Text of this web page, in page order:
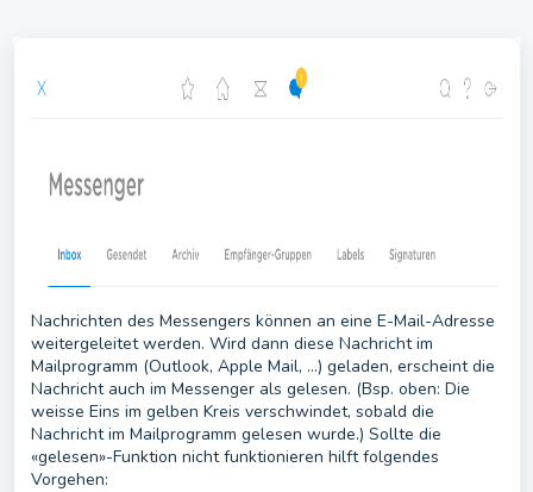
Nachrichten des Messengers können an eine E-Mail-Adresse
weitergeleitet werden. Wird dann diese Nachricht im
Mailprogramm (Outlook, Apple Mail, ...) geladen, erscheint die
Nachricht auch im Messenger als gelesen. (Bsp. oben: Die
weisse Eins im gelben Kreis verschwindet, sobald die
Nachricht im Mailprogramm gelesen wurde.) Sollte die
«gelesen»-Funktion nicht funktionieren hilft folgendes
Vorgehen: